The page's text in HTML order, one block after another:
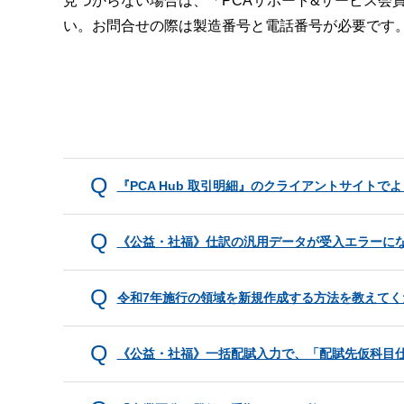
い。お問合せの際は製造番号と電話番号が必要です
『PCA Hub 取引明細』のクライアントサイトで
《公益・社福》仕訳の汎用データが受入エラー
令和7年施行の領域を新規作成する方法を教えて
《公益・社福》一括配賦入力で、「配賦先仮科